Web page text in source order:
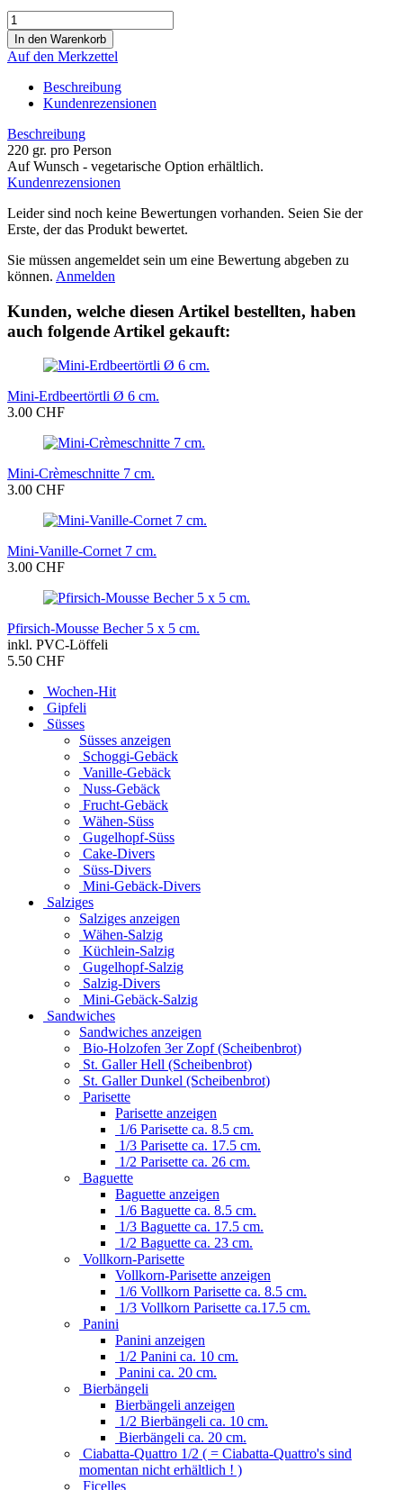
Auf den Merkzettel
Beschreibung
Kundenrezensionen
Beschreibung
220 gr. pro Person
Auf Wunsch - vegetarische Option erhältlich.
Kundenrezensionen
Leider sind noch keine Bewertungen vorhanden. Seien Sie der
Erste, der das Produkt bewertet.
Sie müssen angemeldet sein um eine Bewertung abgeben zu
können. Anmelden
Kunden, welche diesen Artikel bestellten, haben
auch folgende Artikel gekauft:
Mini-Erdbeertörtli Ø 6 cm.
3.00 CHF
Mini-Crèmeschnitte 7 cm.
3.00 CHF
Mini-Vanille-Cornet 7 cm.
3.00 CHF
Pfirsich-Mousse Becher 5 x 5 cm.
inkl. PVC-Löffeli
5.50 CHF
Wochen-Hit
Gipfeli
Süsses
Süsses anzeigen
Schoggi-Gebäck
Vanille-Gebäck
Nuss-Gebäck
Frucht-Gebäck
Wähen-Süss
Gugelhopf-Süss
Cake-Divers
Süss-Divers
Mini-Gebäck-Divers
Salziges
Salziges anzeigen
Wähen-Salzig
Küchlein-Salzig
Gugelhopf-Salzig
Salzig-Divers
Mini-Gebäck-Salzig
Sandwiches
Sandwiches anzeigen
Bio-Holzofen 3er Zopf (Scheibenbrot)
St. Galler Hell (Scheibenbrot)
St. Galler Dunkel (Scheibenbrot)
Parisette
Parisette anzeigen
1/6 Parisette ca. 8.5 cm.
1/3 Parisette ca. 17.5 cm.
1/2 Parisette ca. 26 cm.
Baguette
Baguette anzeigen
1/6 Baguette ca. 8.5 cm.
1/3 Baguette ca. 17.5 cm.
1/2 Baguette ca. 23 cm.
Vollkorn-Parisette
Vollkorn-Parisette anzeigen
1/6 Vollkorn Parisette ca. 8.5 cm.
1/3 Vollkorn Parisette ca.17.5 cm.
Panini
Panini anzeigen
1/2 Panini ca. 10 cm.
Panini ca. 20 cm.
Bierbängeli
Bierbängeli anzeigen
1/2 Bierbängeli ca. 10 cm.
Bierbängeli ca. 20 cm.
Ciabatta-Quattro 1/2 ( = Ciabatta-Quattro's sind
momentan nicht erhältlich ! )
Ficelles